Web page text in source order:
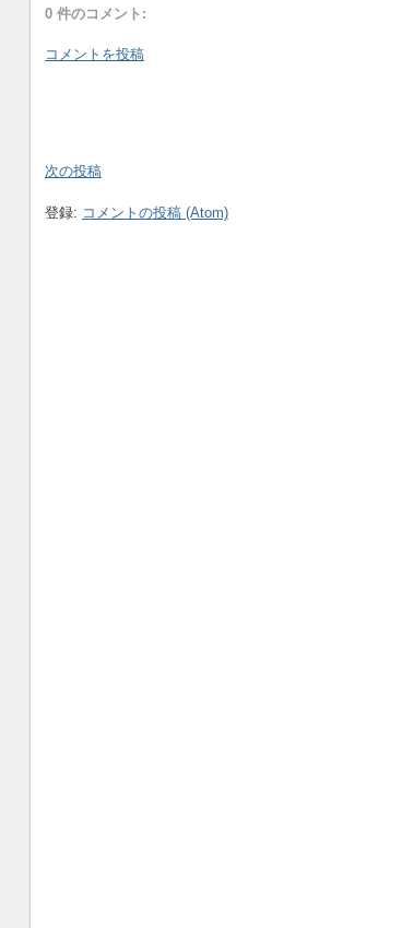
0 件のコメント:
コメントを投稿
次の投稿
登録: コメントの投稿 (Atom)